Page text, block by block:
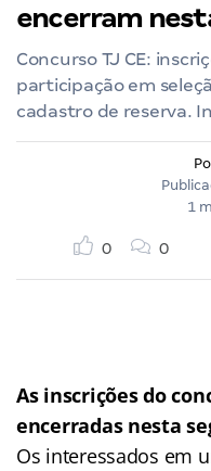
encerram
Concurso TJ CE:
participação em
cadastro de reserva.
1
0 0
As inscrições do
encerradas nesta
Os interessados em